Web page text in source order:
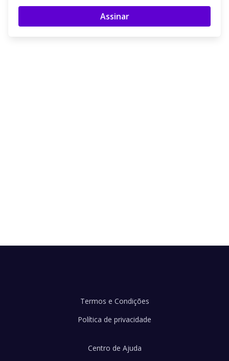
Termos e Condições
Política de privacidade
Centro de Ajuda